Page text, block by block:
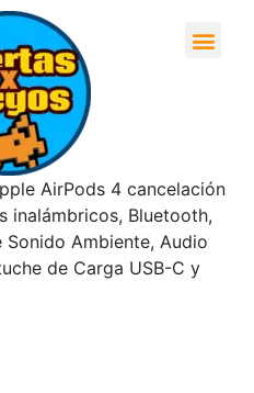
AirPods 4 cancelación
inalámbricos, Bluetooth,
Ambiente, Audio
de Carga USB-C y